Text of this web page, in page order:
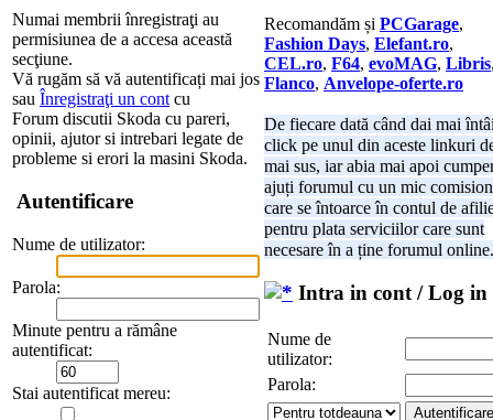
Numai membrii înregistraţi au
permisiunea de a accesa această
secţiune.
Vă rugăm să vă autentificați mai jos
sau Înregistraţi un cont cu
Forum discutii Skoda cu pareri,
opinii, ajutor si intrebari legate de
probleme si erori la masini Skoda.
Autentificare
Nume de utilizator:
Parola:
Minute pentru a rămâne
autentificat:
Stai autentificat mereu:
Recomandăm și PCGarage,
Fashion Days, Elefant.ro,
CEL.ro, F64, evoMAG, Libris
Flanco, Anvelope-oferte.ro
De fiecare dată când dai mai
click pe unul din aceste linkuri
mai sus, iar abia mai apoi
ajuți forumul cu un mic comision
care se întoarce în contul de
pentru plata serviciilor care sunt
necesare în a ține forumul online.
Intra in cont / Log in
Nume de
utilizator:
Parola: